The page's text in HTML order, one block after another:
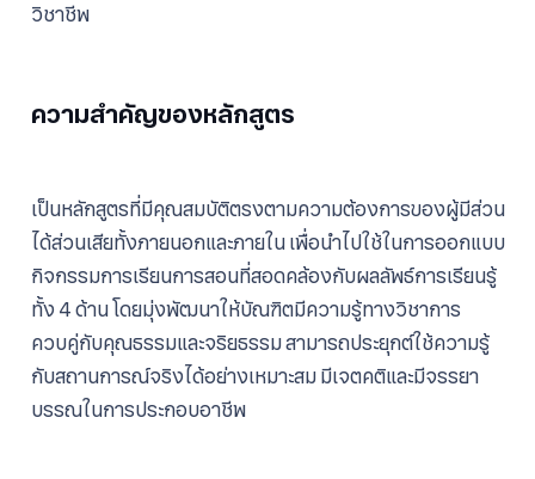
วิชาชีพ
ความสำคัญของหลักสูตร
เป็นหลักสูตรที่มีคุณสมบัติตรงตามความต้องการของผู้มีส่วน
ได้ส่วนเสียทั้งภายนอกและภายใน เพื่อนำไปใช้ในการออกแบบ
กิจกรรมการเรียนการสอนที่สอดคล้องกับผลลัพธ์การเรียนรู้
ทั้ง 4 ด้าน โดยมุ่งพัฒนาให้บัณฑิตมีความรู้ทางวิชาการ
ควบคู่กับคุณธรรมและจริยธรรม สามารถประยุกต์ใช้ความรู้
กับสถานการณ์จริงได้อย่างเหมาะสม มีเจตคติและมีจรรยา
บรรณในการประกอบอาชีพ